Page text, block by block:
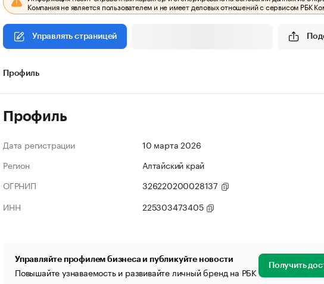
Компания не является пользователем и не имеет деловых отношений с сервисом РБК
Управлять страницей
Профиль
Профиль
Дата регистрации
10 марта 2026
Регион
Алтайский край
ОГРНИП
326220200028137
ИНН
225303473405
Управляйте профилем бизнеса и публикуйте новости
Повышайте узнаваемость и развивайте личный бренд на РБК Получить